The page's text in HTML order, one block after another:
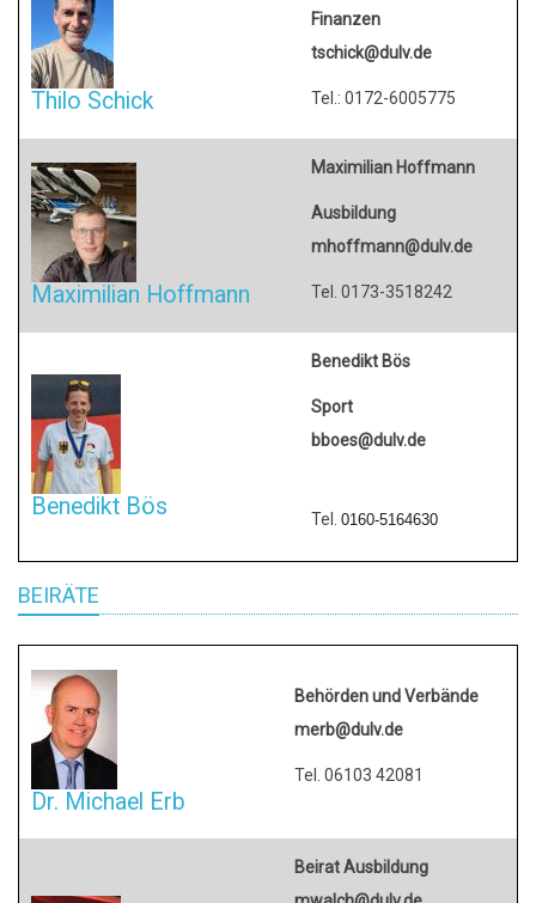
Thilo Schick
Finanzen
tschick@dulv.de
Tel.: 0172-6005775
Maximilian Hoffmann
Maximilian Hoffmann
Ausbildung
mhoffmann@dulv.de
Tel. 0173-3518242
Benedikt Bös
Benedikt Bös
Sport
bboes@dulv.de
Tel. 0160-5164630
BEIRÄTE
Dr. Michael Erb
Behörden und Verbände
merb@dulv.de
Tel. 06103 42081
Beirat Ausbildung